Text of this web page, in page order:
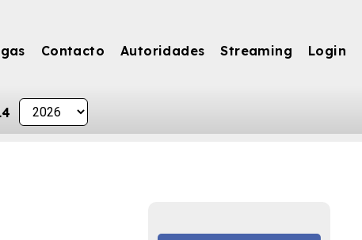
Contacto Autoridades Streaming Login